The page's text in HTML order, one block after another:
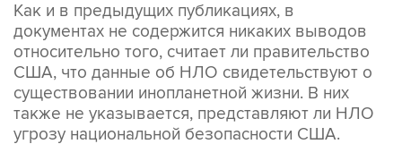
Как и в предыдущих публикациях, в
документах не содержится никаких выводов
относительно того, считает ли правительство
США, что данные об НЛО свидетельствуют о
существовании инопланетной жизни. В них
также не указывается, представляют ли НЛО
угрозу национальной безопасности США.